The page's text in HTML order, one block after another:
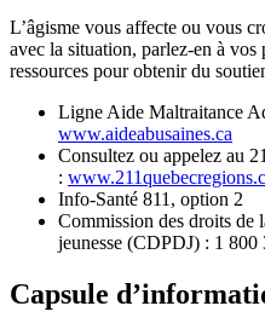
L’âgisme vous affecte ou vous
avec la situation, parlez-en à vos
ressources pour obtenir du
Ligne Aide Maltraitance
www.aideabusaines.ca
Consultez ou appelez au
:
Info-Santé 811, option 2
Commission des droits de
jeunesse (CDPDJ) : 1 800
Capsule